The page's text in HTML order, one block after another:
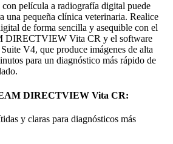
película a radiografía digital puede
una pequeña clínica veterinaria. Realice
de forma sencilla y asequible con el
DIRECTVIEW Vita CR y el software
V4, que produce imágenes de alta
para un diagnóstico más rápido de
DIRECTVIEW Vita CR:
y claras para diagnósticos más